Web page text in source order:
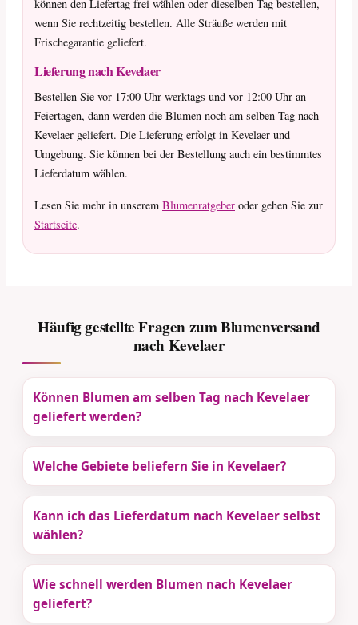
können den Liefertag frei wählen oder dieselben Tag bestellen,
wenn Sie rechtzeitig bestellen. Alle Sträuße werden mit
Frischegarantie geliefert.
Lieferung nach Kevelaer
Bestellen Sie vor 17:00 Uhr werktags und vor 12:00 Uhr an
Feiertagen, dann werden die Blumen noch am selben Tag nach
Kevelaer geliefert. Die Lieferung erfolgt in Kevelaer und
Umgebung. Sie können bei der Bestellung auch ein bestimmtes
Lieferdatum wählen.
Lesen Sie mehr in unserem Blumenratgeber oder gehen Sie zur
Startseite.
Häufig gestellte Fragen zum Blumenversand
nach Kevelaer
Können Blumen am selben Tag nach Kevelaer
geliefert werden?
Welche Gebiete beliefern Sie in Kevelaer?
Kann ich das Lieferdatum nach Kevelaer selbst
wählen?
Wie schnell werden Blumen nach Kevelaer
geliefert?